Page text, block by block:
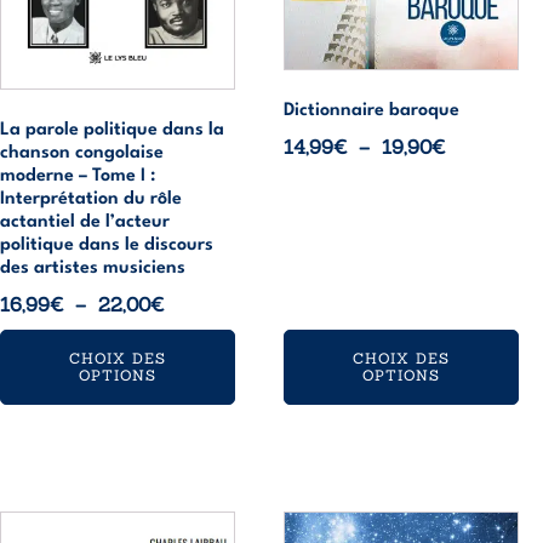
La parole politique dans la
chanson congolaise
moderne – Tome I :
Interprétation du rôle
actantiel de l’acteur
politique dans le discours
des artistes musiciens
16,99€ – 22,00€Plage
de
prix :
CHOIX DES
OPTIONS
choisies
sur
du
produit
Dictionnaire baroque
14,99€ – 19,90€Plage
CHOIX DES
OPTIONS
choisies
page
du
Ce